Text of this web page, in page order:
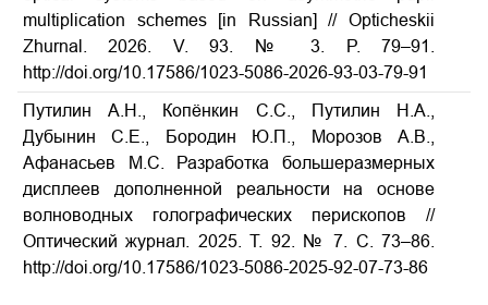
multiplication schemes [in Russian] // Opticheskii
Zhurnal. 2026. V. 93. № 3. P. 79–91.
http://doi.org/10.17586/1023-5086-2026-93-03-79-91
Путилин А.Н., Копёнкин С.С., Путилин Н.А.,
Дубынин С.Е., Бородин Ю.П., Морозов А.В.,
Афанасьев М.С. Разработка большеразмерных
дисплеев дополненной реальности на основе
волноводных голографических перископов //
Оптический журнал. 2025.Т. 92. № 7. С . 73–86.
http://doi.org/10.17586/1023-5086-2025-92-07-73-86